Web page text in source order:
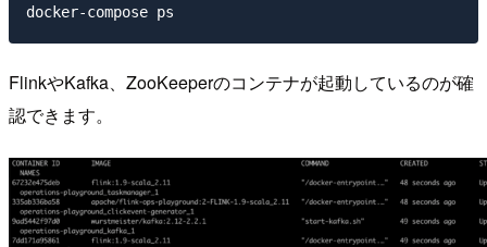
FlinkやKafka、ZooKeeperのコンテナが起動しているのが確
認できます。